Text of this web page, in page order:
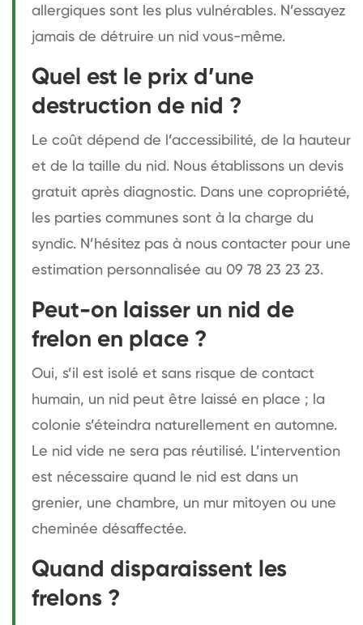
allergiques sont les plus vulnérables. N’essayez
jamais de détruire un nid vous-même.
Quel est le prix d’une
destruction de nid ?
Le coût dépend de l’accessibilité, de la hauteur
et de la taille du nid. Nous établissons un devis
gratuit après diagnostic. Dans une copropriété,
les parties communes sont à la charge du
syndic. N’hésitez pas à nous contacter pour une
estimation personnalisée au 09 78 23 23 23.
Peut-on laisser un nid de
frelon en place ?
Oui, s’il est isolé et sans risque de contact
humain, un nid peut être laissé en place ; la
colonie s’éteindra naturellement en automne.
Le nid vide ne sera pas réutilisé. L’intervention
est nécessaire quand le nid est dans un
grenier, une chambre, un mur mitoyen ou une
cheminée désaffectée.
Quand disparaissent les
frelons ?